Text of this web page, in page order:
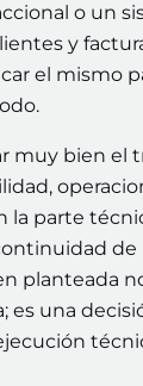
o un
y
el mismo
muy bien el
la parte
de
planteada
es una